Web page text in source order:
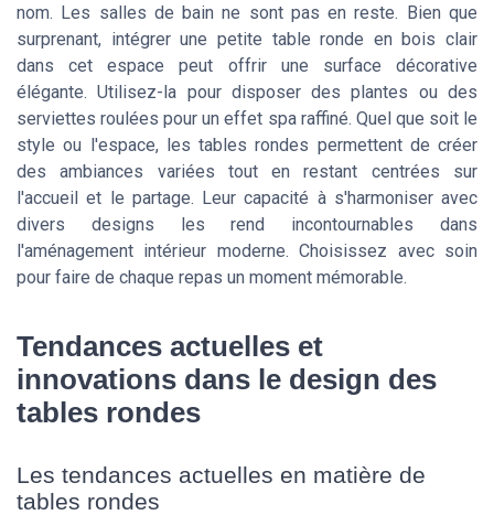
nom. Les salles de bain ne sont pas en reste. Bien que
surprenant, intégrer une petite table ronde en bois clair
dans cet espace peut offrir une surface décorative
élégante. Utilisez-la pour disposer des plantes ou des
serviettes roulées pour un effet spa raffiné. Quel que soit le
style ou l'espace, les tables rondes permettent de créer
des ambiances variées tout en restant centrées sur
l'accueil et le partage. Leur capacité à s'harmoniser avec
divers designs les rend incontournables dans
l'aménagement intérieur moderne. Choisissez avec soin
pour faire de chaque repas un moment mémorable.
Tendances actuelles et
innovations dans le design des
tables rondes
Les tendances actuelles en matière de
tables rondes